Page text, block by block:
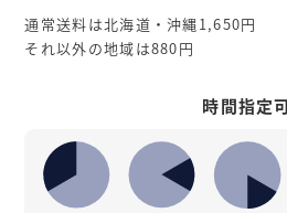
通常送料は北海道・沖縄1,650円
それ以外の地域は880円
時間指定